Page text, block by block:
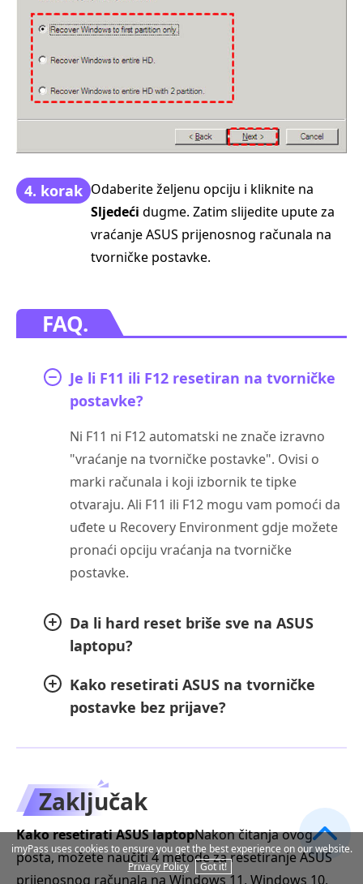
4. korak Odaberite željenu opciju i kliknite na
Sljedeći dugme. Zatim slijedite upute za
vraćanje ASUS prijenosnog računala na
tvorničke postavke.
FAQ.
Je li F11 ili F12 resetiran na tvorničke
postavke?
Ni F11 ni F12 automatski ne znače izravno
"vraćanje na tvorničke postavke". Ovisi o
marki računala i koji izbornik te tipke
otvaraju. Ali F11 ili F12 mogu vam pomoći da
uđete u Recovery Environment gdje možete
pronaći opciju vraćanja na tvorničke
postavke.
Da li hard reset briše sve na ASUS
laptopu?
Kako resetirati ASUS na tvorničke
postavke bez prijave?
Zaključak
Kako resetirati ASUS laptopNakon čitanja ovog
posta, možete naučiti 4 metode za resetiranje ASUS
prijenosnog računala na Windows 11, Windows 10,
imyPass uses cookies to ensure you get the best experience on our website.
Privacy Policy
Got it!